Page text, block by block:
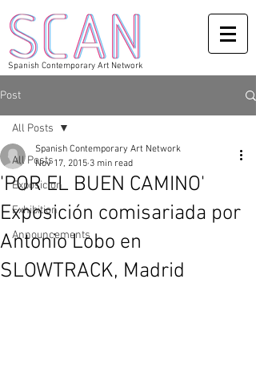
Spanish Contemporary Art Network
Post
All Posts
Exposicion
Exhibition
Announcements
All Posts
'POR EL BUEN CAMINO'
Exposición comisariada por
Antonio Lobo en
SLOWTRACK, Madrid
Spanish Contemporary Art Network
Nov 17, 2015 3 min read